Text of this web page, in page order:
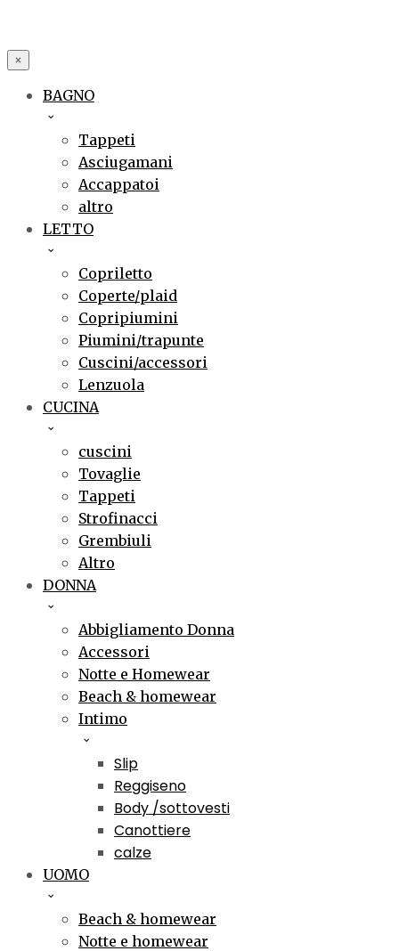
×
BAGNO
Tappeti
Asciugamani
Accappatoi
altro
LETTO
Copriletto
Coperte/plaid
Copripiumini
Piumini/trapunte
Cuscini/accessori
Lenzuola
CUCINA
cuscini
Tovaglie
Tappeti
Strofinacci
Grembiuli
Altro
DONNA
Abbigliamento Donna
Accessori
Notte e Homewear
Beach & homewear
Intimo
Slip
Reggiseno
Body /sottovesti
Canottiere
calze
UOMO
Beach & homewear
Notte e homewear